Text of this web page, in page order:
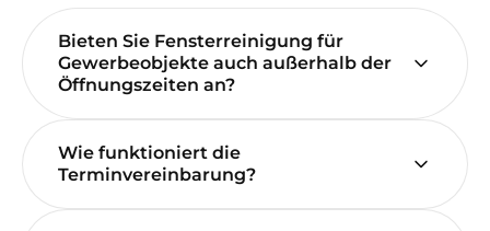
Bieten Sie Fensterreinigung für
Gewerbeobjekte auch außerhalb der
Öffnungszeiten an?
Wie funktioniert die
Terminvereinbarung?